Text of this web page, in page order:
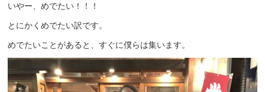
いやー、めでたい！！！
とにかくめでたい訳です。
めでたいことがあると、すぐに僕らは集います。